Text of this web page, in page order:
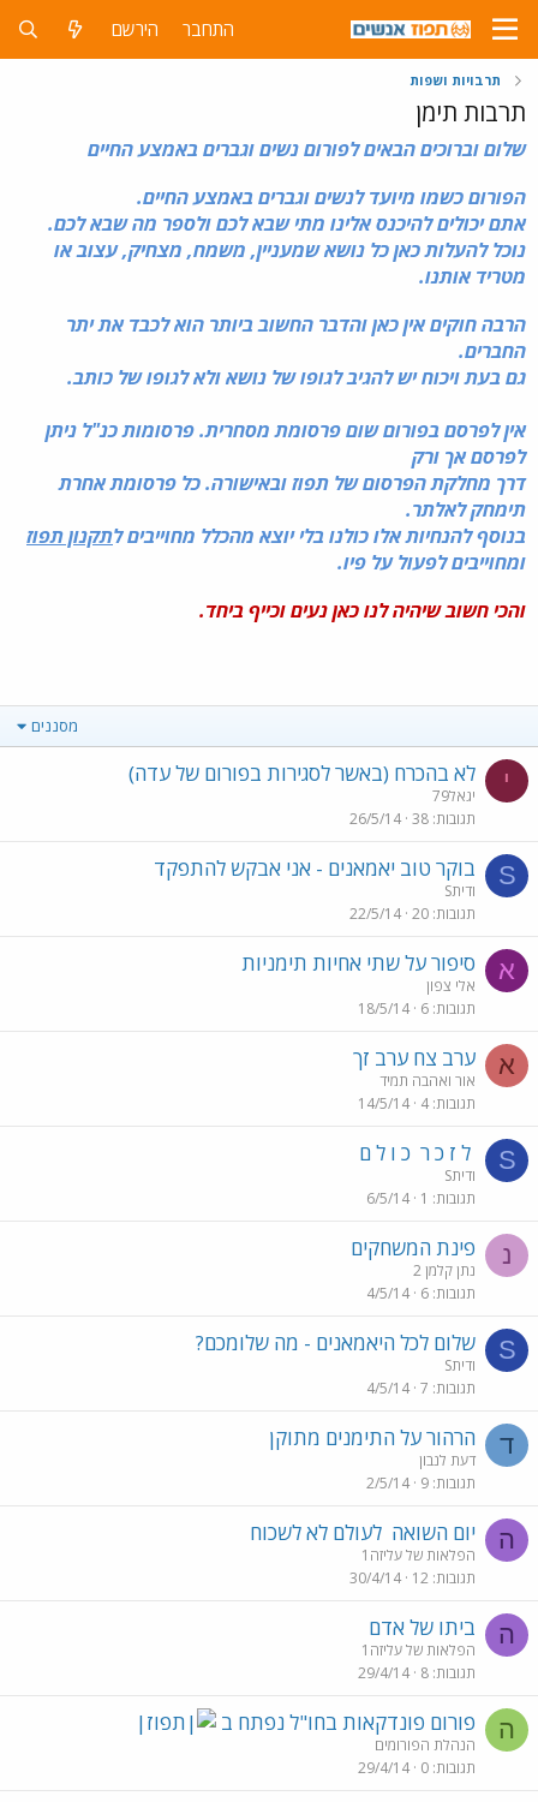
התחבר הירשם
תרבויות ושפות
תרבות תימן
שלום וברוכים הבאים לפורום נשים וגברים באמצע החיים
הפורום כשמו מיועד לנשים וגברים באמצע החיים.
אתם יכולים להיכנס אלינו מתי שבא לכם ולספר מה שבא לכם.
נוכל להעלות כאן כל נושא שמעניין, משמח, מצחיק, עצוב או
מטריד אותנו.
הרבה חוקים אין כאן והדבר החשוב ביותר הוא לכבד את יתר
החברים.
גם בעת ויכוח יש להגיב לגופו של נושא ולא לגופו של כותב.
אין לפרסם בפורום שום פרסומת מסחרית. פרסומות כנ"ל ניתן
לפרסם אך ורק
דרך מחלקת הפרסום של תפוז ובאישורה. כל פרסומת אחרת
תימחק לאלתר.
בנוסף להנחיות אלו כולנו בלי יוצא מהכלל מחוייבים לתקנון תפוז
ומחוייבים לפעול על פיו.
והכי חשוב שיהיה לנו כאן נעים וכייף ביחד.
מסננים
י לא בהכרח (באשר לסגירות בפורום של עדה)
יגאל79
תגובות 38
26/5/14
S בוקר טוב יאמאנים - אני אבקש להתפקד
Sודית
תגובות 20
22/5/14
א סיפור על שתי אחיות תימניות
אלי צפון
תגובות 6
18/5/14
א ערב צח ערב זך
אור ואהבה תמיד
תגובות 4
14/5/14
S ל ז כ ר כ ו ל ם
Sודית
תגובות 1
6/5/14
נ פינת המשחקים
נתן קלמן 2
תגובות 6
4/5/14
S שלום לכל היאמאנים - מה שלומכם?
Sודית
תגובות 7
4/5/14
ד הרהור על התימנים מתוקן
דעת לנבון
תגובות 9
2/5/14
ה יום השואה לעולם לא לשכוח
הפלאות של עליזה1
תגובות 12
30/4/14
ה ביתו של אדם
הפלאות של עליזה1
תגובות 8
29/4/14
ה פורום פונדקאות בחו"ל נפתח ב
הנהלת הפורומים
תגובות 0
29/4/14